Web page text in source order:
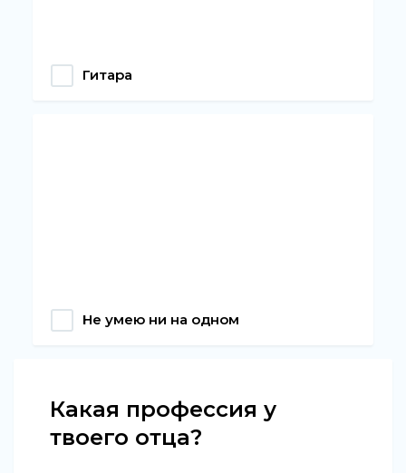
Гитара
Не умею ни на одном
Какая профессия у
твоего отца?